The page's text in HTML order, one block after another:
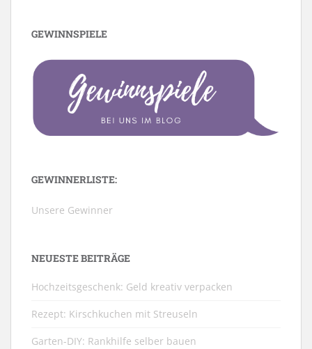
GEWINNSPIELE
GEWINNERLISTE:
Unsere Gewinner
NEUESTE BEITRÄGE
Hochzeitsgeschenk: Geld kreativ verpacken
Rezept: Kirschkuchen mit Streuseln
Garten-DIY: Rankhilfe selber bauen